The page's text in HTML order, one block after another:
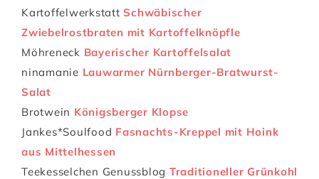
KartoffelwerkstattSchwäbischer
Zwiebelrostbraten mit Kartoffelknöpfle
Möhreneck Bayerischer Kartoffelsalat
ninamanie Lauwarmer Nürnberger-Bratwurst-
Salat
Brotwein Königsberger Klopse
Jankes*Soulfood Fasnachts-Kreppel mit Hoink
aus Mittelhessen
Teekesselchen Genussblog Traditioneller Grünkohl